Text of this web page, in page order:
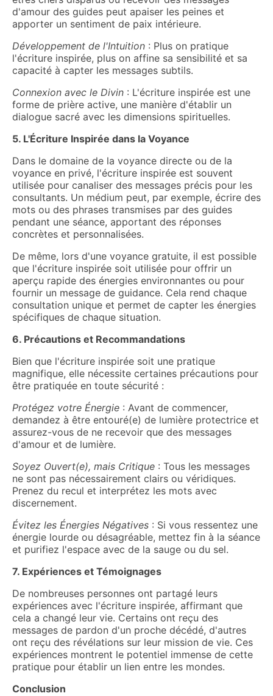
d'amour des guides peut apaiser les peines et
apporter un sentiment de paix intérieure.
Développement de l'Intuition : Plus on pratique
l'écriture inspirée, plus on affine sa sensibilité et sa
capacité à capter les messages subtils.
Connexion avec le Divin : L'écriture inspirée est une
forme de prière active, une manière d'établir un
dialogue sacré avec les dimensions spirituelles.
5. L'Écriture Inspirée dans la Voyance
Dans le domaine de la voyance directe ou de la
voyance en privé, l'écriture inspirée est souvent
utilisée pour canaliser des messages précis pour les
consultants. Un médium peut, par exemple, écrire des
mots ou des phrases transmises par des guides
pendant une séance, apportant des réponses
concrètes et personnalisées.
De même, lors d'une voyance gratuite, il est possible
que l'écriture inspirée soit utilisée pour offrir un
aperçu rapide des énergies environnantes ou pour
fournir un message de guidance. Cela rend chaque
consultation unique et permet de capter les énergies
spécifiques de chaque situation.
6. Précautions et Recommandations
Bien que l'écriture inspirée soit une pratique
magnifique, elle nécessite certaines précautions pour
être pratiquée en toute sécurité :
Protégez votre Énergie : Avant de commencer,
demandez à être entouré(e) de lumière protectrice et
assurez-vous de ne recevoir que des messages
d'amour et de lumière.
Soyez Ouvert(e), mais Critique : Tous les messages
ne sont pas nécessairement clairs ou véridiques.
Prenez du recul et interprétez les mots avec
discernement.
Évitez les Énergies Négatives : Si vous ressentez une
énergie lourde ou désagréable, mettez fin à la séance
et purifiez l'espace avec de la sauge ou du sel.
7. Expériences et Témoignages
De nombreuses personnes ont partagé leurs
expériences avec l'écriture inspirée, affirmant que
cela a changé leur vie. Certains ont reçu des
messages de pardon d'un proche décédé, d'autres
ont reçu des révélations sur leur mission de vie. Ces
expériences montrent le potentiel immense de cette
pratique pour établir un lien entre les mondes.
Conclusion